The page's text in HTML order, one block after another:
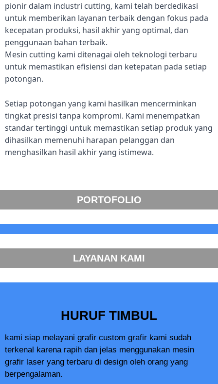
pionir dalam industri cutting, kami telah berdedikasi
untuk memberikan layanan terbaik dengan fokus pada
kecepatan produksi, hasil akhir yang optimal, dan
penggunaan bahan terbaik.
Mesin cutting kami ditenagai oleh teknologi terbaru
untuk memastikan efisiensi dan ketepatan pada setiap
potongan.
Setiap potongan yang kami hasilkan mencerminkan
tingkat presisi tanpa kompromi. Kami menempatkan
standar tertinggi untuk memastikan setiap produk yang
dihasilkan memenuhi harapan pelanggan dan
menghasilkan hasil akhir yang istimewa.
PORTOFOLIO
LAYANAN KAMI
HURUF TIMBUL
kami siap melayani grafir custom grafir kami sudah
terkenal karena rapih dan jelas menggunakan mesin
grafir laser yang terbaru di design oleh orang yang
berpengalaman.